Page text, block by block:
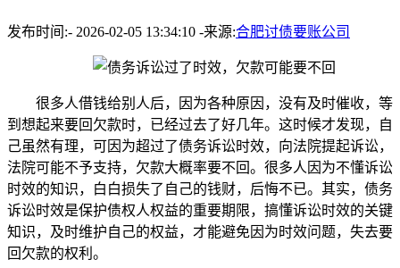
发布时间:- 2026-02-05 13:34:10 -来源:合肥讨债要账公司
很多人借钱给别人后，因为各种原因，没有及时催收，等
到想起来要回欠款时，已经过去了好几年。这时候才发现，自
己虽然有理，可因为超过了债务诉讼时效，向法院提起诉讼，
法院可能不予支持，欠款大概率要不回。很多人因为不懂诉讼
时效的知识，白白损失了自己的钱财，后悔不已。其实，债务
诉讼时效是保护债权人权益的重要期限，搞懂诉讼时效的关键
知识，及时维护自己的权益，才能避免因为时效问题，失去要
回欠款的权利。